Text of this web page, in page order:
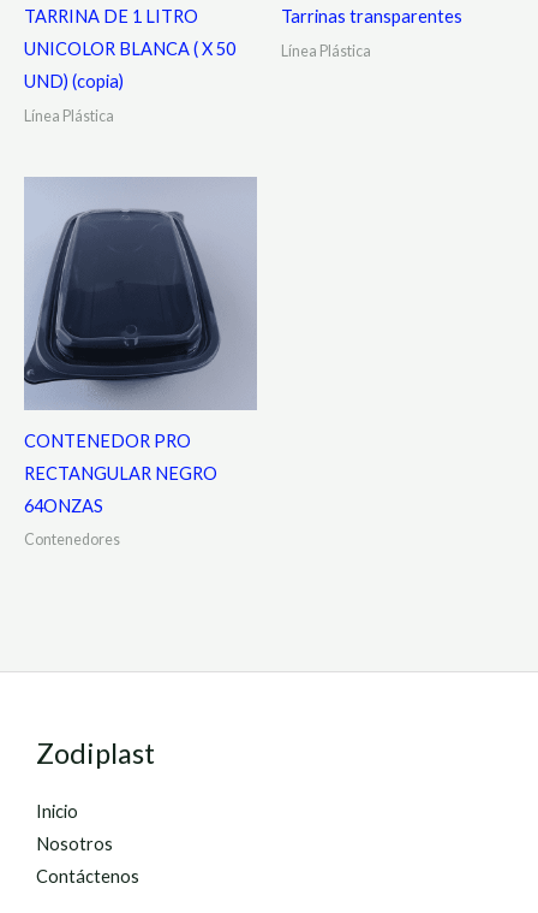
TARRINA DE 1 LITRO
UNICOLOR BLANCA ( X 50
UND) (copia)
Línea Plástica
Tarrinas transparentes
Línea Plástica
CONTENEDOR PRO
RECTANGULAR NEGRO
64ONZAS
Contenedores
Zodiplast
Inicio
Nosotros
Contáctenos